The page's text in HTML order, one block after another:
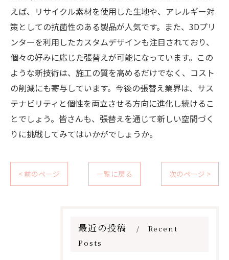
えば、リサイクル素材を使用した生地や、アレルギー対
策としての抗菌性のある製品が人気です。また、3Dプリ
ンターを利用したカスタムデザインも注目されており、
個々の好みに応じた張替えが可能になっています。この
ような新技術は、施工の質を高めるだけでなく、コスト
の削減にも寄与しています。今後の張替え業界は、サス
テナビリティと個性を両立させる方向に進化し続けるこ
とでしょう。皆さんも、張替えを通じて新しい空間づく
りに挑戦してみてはいかがでしょうか。
< 前のページ 一覧に戻る 次のページ >
最近の投稿
Recent
Posts